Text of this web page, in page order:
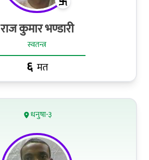
राज कुमार भण्डारी
स्वतन्त्र
६ मत
धनुषा-३